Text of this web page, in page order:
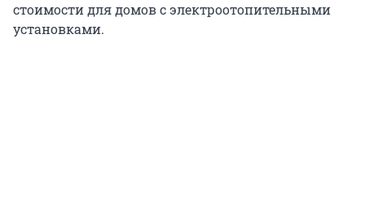
стоимости для домов с электроотопительными
установками.